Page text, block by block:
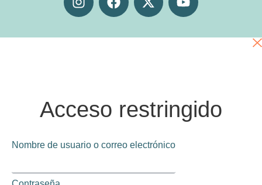
Acceso restringido
Nombre de usuario o correo electrónico